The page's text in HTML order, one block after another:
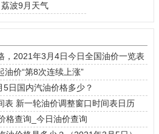
荔波9月天气
，2021年3月4日今日全国油价一览表
油价“第8次连续上涨”
日国内汽油价格多少？
表 新一轮油价调整窗口时间表日历
格查询_今日油价查询